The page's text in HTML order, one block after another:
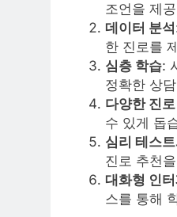
조언을 제
데이터 분석
한 진로를
심층 학습:
정확한 상
다양한 진
수 있게 돕
심리 테스
진로 추천
대화형 인
스를 통해